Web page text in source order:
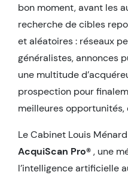
bon moment, avant les
recherche de cibles
et aléatoires : réseaux
généralistes, annonces
une multitude
prospection pour
meilleures
Le Cabinet Louis
AcquiScan Pro®, une
l’intelligence artificielle